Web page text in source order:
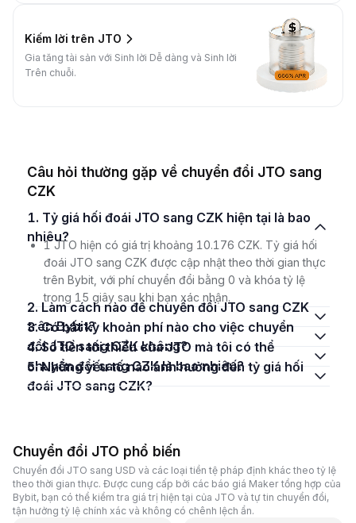
Kiếm lời trên JTO
Gia tăng tài sản với Sinh lời Dễ dàng và Sinh lời
Trên chuỗi.
Câu hỏi thường gặp về chuyển đổi JTO sang
CZK
1. Tỷ giá hối đoái JTO sang CZK hiện tại là bao
nhiêu?
1 JTO hiện có giá trị khoảng 10.176 CZK. Tỷ giá hối
đoái JTO sang CZK được cập nhật theo thời gian thực
trên Bybit, với phí chuyển đổi bằng 0 và khóa tỷ lệ
trong 15 giây sau khi bạn xác nhận.
2. Làm cách nào để chuyển đổi JTO sang CZK
trên Bybit?
3. Có bất kỳ khoản phí nào cho việc chuyển
đổi JTO sang CZK không?
4. Số tiền tối thiểu của JTO mà tôi có thể
chuyển đổi sang CZK là bao nhiêu?
5. Những yếu tố nào ảnh hưởng đến tỷ giá hối
đoái JTO sang CZK?
Chuyển đổi JTO phổ biến
Chuyển đổi JTO sang USD và các loại tiền tệ pháp định khác theo tỷ lệ
theo thời gian thực. Được cung cấp bởi các báo giá Maker tổng hợp của
Bybit, bạn có thể kiểm tra giá trị hiện tại của JTO và tự tin chuyển đổi,
tận hưởng tỷ lệ chính xác và không có chênh lệch ẩn.